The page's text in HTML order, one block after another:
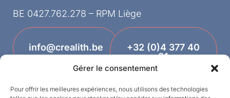
Gérer le consentement
Pour offrir les meilleures expériences, nous utilisons des technologies
BE 0427.762.278 – RPM Liège
info@crealith.be
+32 (0)4 377 40
81